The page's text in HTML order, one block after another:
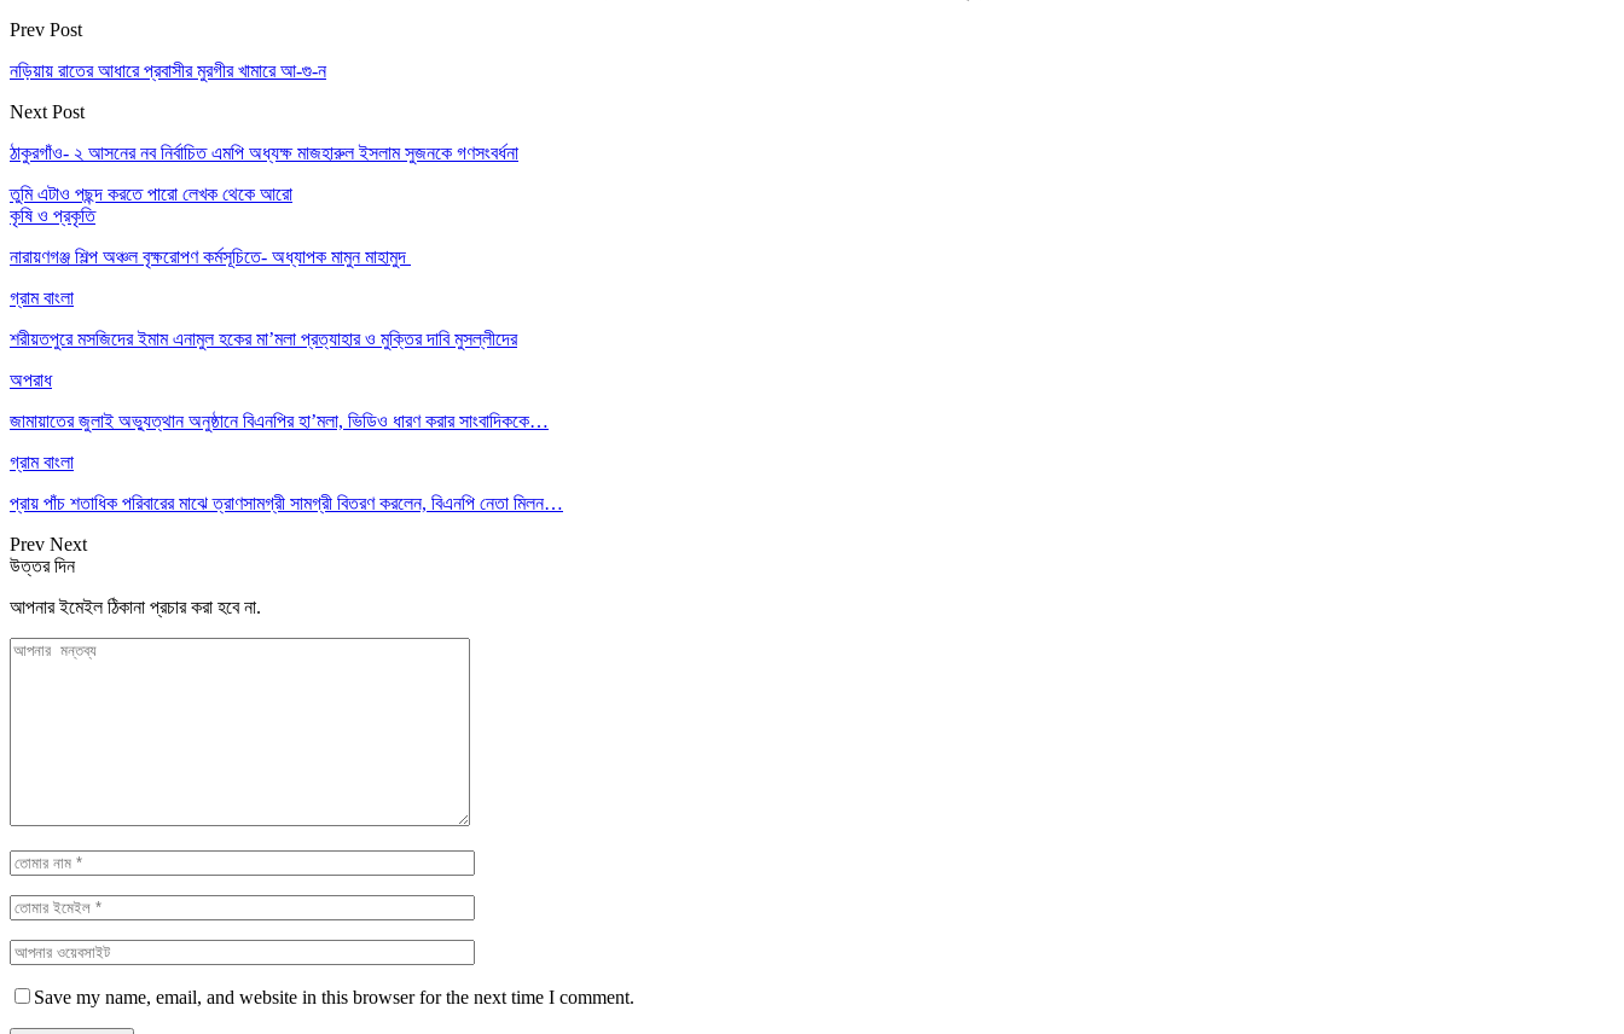
Prev Post
নড়িয়ায় রাতের আধারে প্রবাসীর মুরগীর খামারে আ-গু-ন
Next Post
ঠাকুরগাঁও- ২ আসনের নব নির্বাচিত এমপি অধ্যক্ষ মাজহারুল ইসলাম সুজনকে গণসংবর্ধনা
তুমি এটাও পছন্দ করতে পারো লেখক থেকে আরো
কৃষি ও প্রকৃতি
নারায়ণগঞ্জ শিল্প অঞ্চল বৃক্ষরোপণ কর্মসূচিতে- অধ্যাপক মামুন মাহামুদ
গ্রাম বাংলা
শরীয়তপুরে মসজিদের ইমাম এনামুল হকের মা’মলা প্রত্যাহার ও মুক্তির দাবি মুসল্লীদের
অপরাধ
জামায়াতের জুলাই অভ্যুত্থান অনুষ্ঠানে বিএনপির হা’মলা, ভিডিও ধারণ করার সাংবাদিককে…
গ্রাম বাংলা
প্রায় পাঁচ শতাধিক পরিবারের মাঝে ত্রাণসামগ্রী সামগ্রী বিতরণ করলেন, বিএনপি নেতা মিলন…
Prev Next
উত্তর দিন
আপনার ইমেইল ঠিকানা প্রচার করা হবে না.
Save my name, email, and website in this browser for the next time I comment.